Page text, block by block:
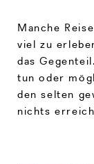
Manche
viel zu
das
tun oder
den selten
nichts